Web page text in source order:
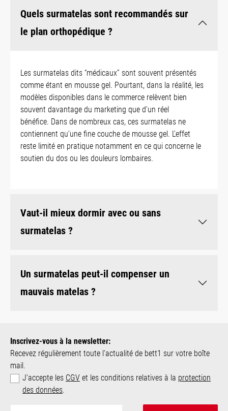
Quels surmatelas sont recommandés sur
le plan orthopédique ?
Les surmatelas dits “médicaux” sont souvent présentés
comme étant en mousse gel. Pourtant, dans la réalité, les
modèles disponibles dans le commerce relèvent bien
souvent davantage du marketing que d’un réel
bénéfice. Dans de nombreux cas, ces surmatelas ne
contiennent qu’une fine couche de mousse gel. L’effet
reste limité en pratique notamment en ce qui concerne le
soutien du dos ou les douleurs lombaires.
Vaut-il mieux dormir avec ou sans
surmatelas ?
Un surmatelas peut-il compenser un
mauvais matelas ?
Inscrivez-vous à la newsletter:
Recevez régulièrement toute l‘actualité de bett1 sur votre boîte
mail.
J'accepte les CGV et les conditions relatives à la protection
des données.